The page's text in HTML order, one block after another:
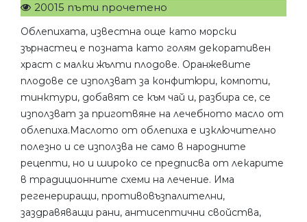
20015 пъти прочетено
Облепихата, известна още като морски
зърнастец е позната като голям декоративен
храст с малки жълти плодове. Оранжевите
плодове се използват за конфитюри, компоти,
тинктури, добавят се към чай и, разбира се, се
използват за приготвяне на лечебното масло от
облепиха.Маслото от облепиха е изключително
полезно и се използва не само в народните
рецепти, но и широко се предписва от лекарите
в традиционните схеми на лечение. Има
регенериращи, противовъзпалителни,
заздравяващи рани, антисептични свойства,